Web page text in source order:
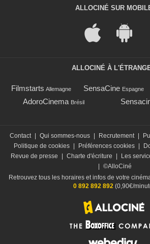
ALLOCINÉ SUR
ALLOCINÉ À
Filmstarts Allemagne SensaCine Espagne
AdoroCinema Brésil
Contact | Qui sommes-nous | Recrutement |
Politique de cookies | Préférences cookies |
Revue de presse
| Charte d'écriture | Les
| ©AlloCiné
Retrouvez tous les horaires et infos de votre
0 892 892 892 (0,90€/